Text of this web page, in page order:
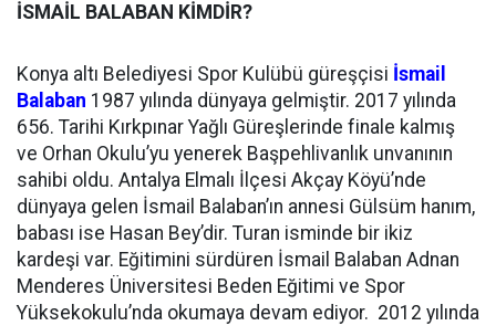
İSMAİL BALABAN KİMDİR?
Konya altı Belediyesi Spor Kulübü güreşçisi İsmail
Balaban 1987 yılında dünyaya gelmiştir. 2017 yılında
656. Tarihi Kırkpınar Yağlı Güreşlerinde finale kalmış
ve Orhan Okulu’yu yenerek Başpehlivanlık unvanının
sahibi oldu. Antalya Elmalı İlçesi Akçay Köyü’nde
dünyaya gelen İsmail Balaban’ın annesi Gülsüm hanım,
babası ise Hasan Bey’dir. Turan isminde bir ikiz
kardeşi var. Eğitimini sürdüren İsmail Balaban Adnan
Menderes Üniversitesi Beden Eğitimi ve Spor
Yüksekokulu’nda okumaya devam ediyor. 2012 yılında